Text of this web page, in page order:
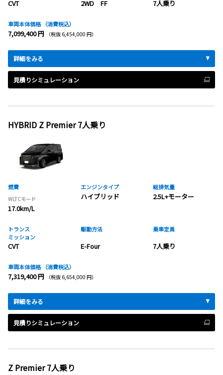
CVT 2WD FF 7人乗り
車両本体価格 （消費税込）
7,099,400 円 （税抜 6,454,000 円）
詳細をみる
見積りシミュレーション
HYBRID Z Premier 7人乗り
燃費
WLTCモード
17.0km/L
エンジンタイプ
ハイブリッド
総排気量
2.5L+モーター
トランス
ミッション
CVT
駆動方法
E-Four
乗車定員
7人乗り
車両本体価格 （消費税込）
7,319,400 円 （税抜 6,654,000 円）
詳細をみる
見積りシミュレーション
Z Premier 7人乗り